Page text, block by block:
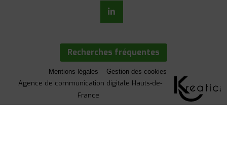
Recherches fréquentes
Mentions légales Gestion des cookies
Agence de communication digitale Hauts-de-
France